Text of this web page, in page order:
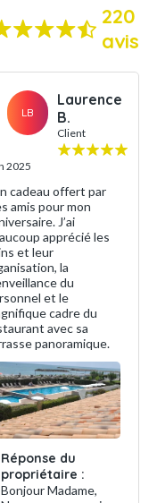
220
avis
LB
Laurence
B.
Client
2025
cadeau offert par
amis pour mon
J’ai
apprécié les
et leur
la
du
et le
cadre du
avec sa
panoramique.
Réponse du
propriétaire :
Bonjour Madame,